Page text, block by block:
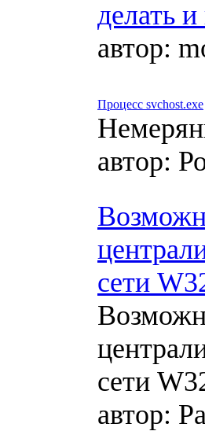
делать
автор:
Процесс svchost.exe
автор:
сети
сети
автор: